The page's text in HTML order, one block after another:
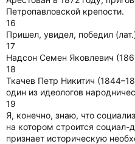
Петропавловской крепости.
16
Пришел, увидел, победил
17
Надсон Семен Яковлевич
18
Ткачев Петр Никитич
один из идеологов
19
Я, конечно, знаю, что
на котором строится
признает историческую